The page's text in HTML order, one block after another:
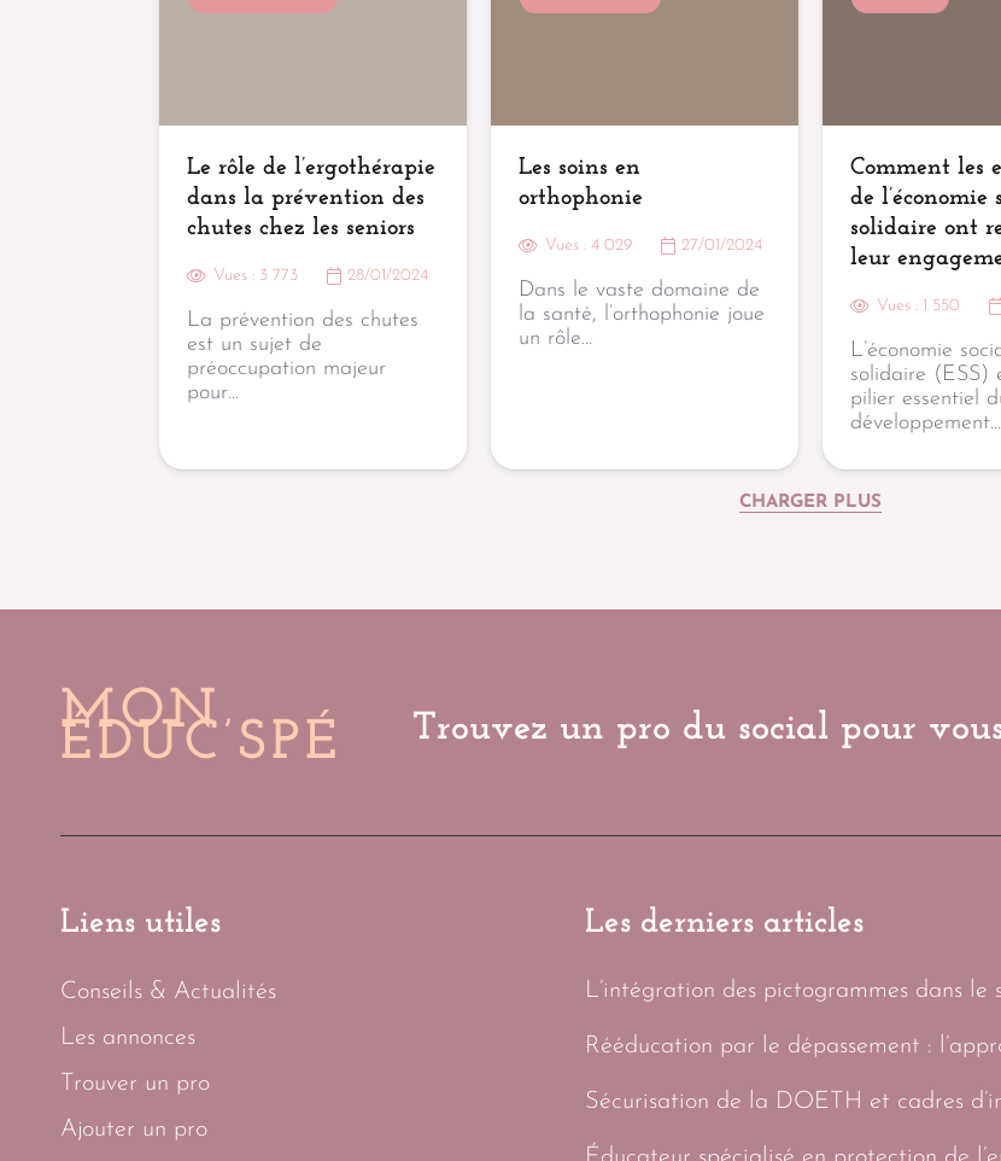
Le rôle de l’ergothérapie
dans la prévention des
chutes chez les seniors
Vues : 3 773 28/01/2024
La prévention des chutes
est un sujet de
préoccupation majeur
pour…
Les soins en
orthophonie
Vues : 4 029 27/01/2024
Dans le vaste domaine de
la santé, l’orthophonie joue
un rôle…
Comment les
de l’économie
solidaire ont
leur
Vues : 1 550
L’économie
solidaire (ESS)
pilier essentiel
développement…
CHARGER PLUS
MON
ÉDUC’SPÉ Trouvez un pro du social pour
Liens utiles
Conseils & Actualités
Les annonces
Trouver un pro
Ajouter un pro
Les derniers articles
L’intégration des pictogrammes dans le
Rééducation par le dépassement :
Sécurisation de la DOETH et cadres